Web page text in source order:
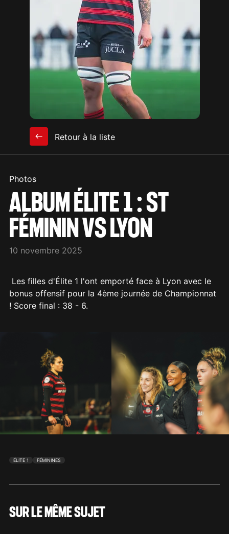
Retour à la liste
Photos
ALBUM ÉLITE 1 : ST
FÉMININ VS LYON
10 novembre 2025
Les filles d'Élite 1 l'ont emporté face à Lyon avec le
bonus offensif pour la 4ème journée de Championnat
! Score final : 38 - 6.
ÉLITE 1 FÉMININES
SUR LE MÊME SUJET